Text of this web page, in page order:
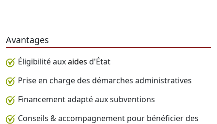
Avantages
Éligibilité auxaides d'État
Prise en charge des démarches administratives
Financement adapté aux subventions
Conseils & accompagnement pour bénéficier des